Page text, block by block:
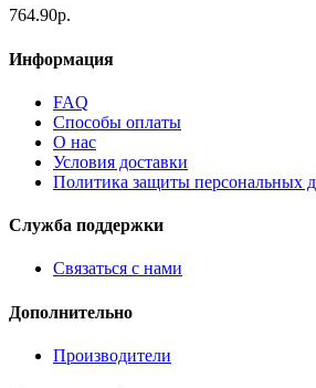
764.90р.
Информация
FAQ
Способы оплаты
О нас
Условия доставки
Политика защиты персональных
Служба поддержки
Связаться с нами
Дополнительно
Производители